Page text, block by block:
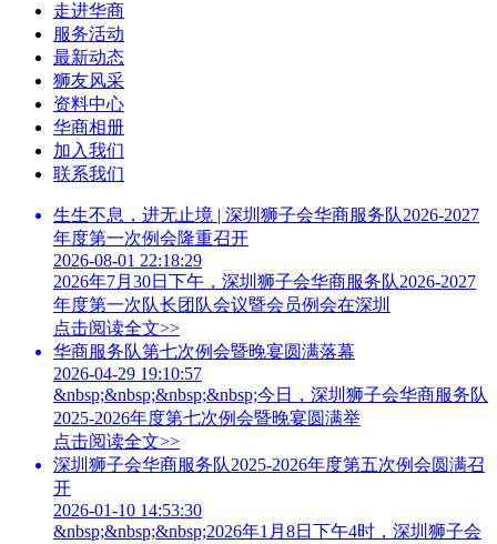
走进华商
服务活动
最新动态
狮友风采
资料中心
华商相册
加入我们
联系我们
生生不息，进无止境 | 深圳狮子会华商服务队2026-2027
年度第一次例会隆重召开
2026-08-01 22:18:29
2026年7月30日下午，深圳狮子会华商服务队2026-2027
年度第一次队长团队会议暨会员例会在深圳
点击阅读全文>>
华商服务队第七次例会暨晚宴圆满落幕
2026-04-29 19:10:57
&nbsp;&nbsp;&nbsp;&nbsp;今日，深圳狮子会华商服务队
2025-2026年度第七次例会暨晚宴圆满举
点击阅读全文>>
深圳狮子会华商服务队2025-2026年度第五次例会圆满召
开
2026-01-10 14:53:30
&nbsp;&nbsp;&nbsp;2026年1月8日下午4时，深圳狮子会